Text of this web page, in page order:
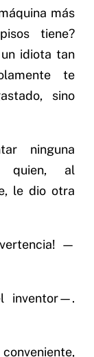
más
tiene?
idiota tan
te
sino
ninguna
quien, al
le dio otra
—
inventor—.